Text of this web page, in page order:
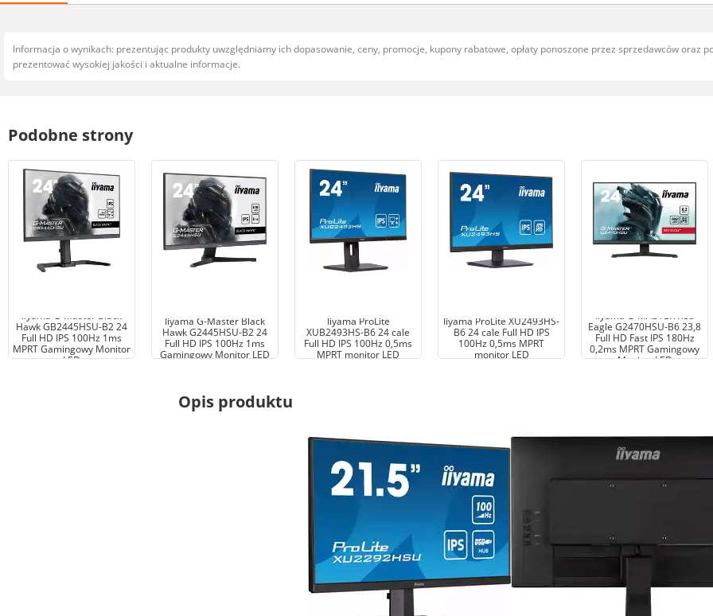
Informacja o wynikach: prezentując produkty uwzględniamy ich dopasowanie, ceny, promocje, kupony rabatowe, opłaty ponoszone przez sprzedawców oraz
prezentować wysokiej jakości i aktualne informacje.
Podobne strony
Iiyama G-Master Black
Hawk GB2445HSU-B2 24
Full HD IPS 100Hz 1ms
MPRT Gamingowy Monitor
LED
Iiyama G-Master Black
Hawk G2445HSU-B2 24
Full HD IPS 100Hz 1ms
Gamingowy Monitor LED
Iiyama ProLite
XUB2493HS-B6 24 cale
Full HD IPS 100Hz 0,5ms
MPRT monitor LED
Iiyama ProLite XU2493HS-
B6 24 cale Full HD IPS
100Hz 0,5ms MPRT
monitor LED
Iiyama G-MASTER Red
Eagle G2470HSU-B6 23,8
Full HD Fast IPS 180Hz
0,2ms MPRT Gamingowy
Monitor LED
Opis produktu